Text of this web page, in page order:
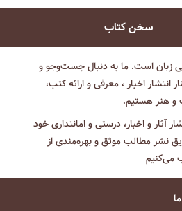
سخن کتاب
زبان است. ما به دنبال جست‌و‌جو و
اخبار ، معرفی و ارائه کتب،
و هنر هستیم.
آثار و اخبار، درستی و امانتداری خود
نشر مطالب موثق و بهره‌مندی از
می‌کنیم